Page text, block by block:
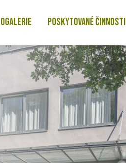
POSKYTOVANÉ ČINNOSTI